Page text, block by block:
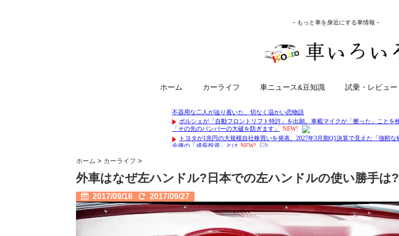
－もっと車を身近にする車情報－
ホーム カーライフ 車ニュース&豆知識 試乗・レビュー
ホーム > カーライフ >
外車はなぜ左ハンドル?日本での左ハンドルの使い勝手は?
2017/09/18 2017/09/27